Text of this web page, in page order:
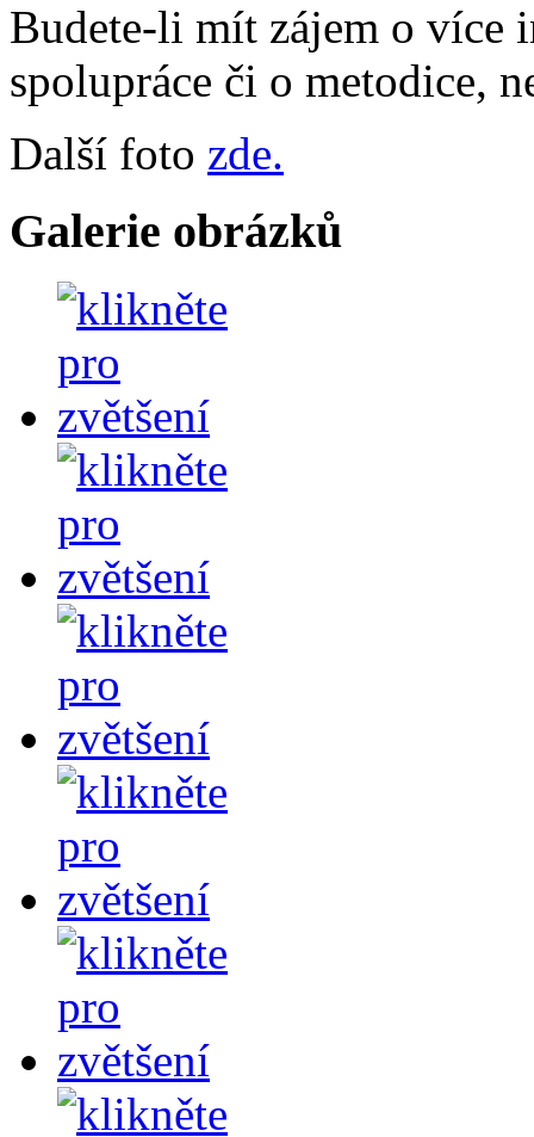
Budete-li mít zájem o více
spolupráce či o metodice,
Další foto zde.
Galerie obrázků